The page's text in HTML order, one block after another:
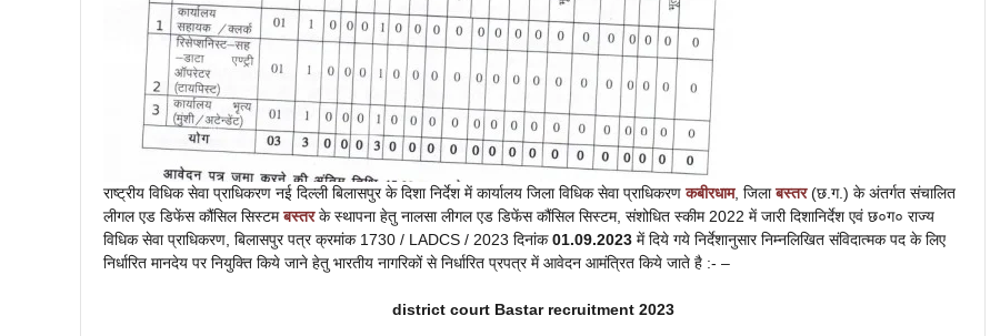
राष्ट्रीय विधिक सेवा प्राधिकरण नई दिल्ली बिलासपुर के दिशा निर्देश में कार्यालय जिला विधिक सेवा प्राधिकरणकबीरधाम, जिलाबस्तर(छ.ग.) के अंतर्गत संचालित
लीगल एड डिफेंस कौंसिल सिस्टमबस्तरके स्थापना हेतु नालसा लीगल एड डिफेंस कौंसिल सिस्टम, संशोधित स्कीम 2022 में जारी दिशानिर्देश एवं छ०ग० राज्य
विधिक सेवा प्राधिकरण, बिलासपुर पत्र क्रमांक 1730 / LADCS / 2023 दिनांक01.09.2023 में दिये गये निर्देशानुसार निम्नलिखित संविदात्मक पद के लिए
निर्धारित मानदेय पर नियुक्ति किये जाने हेतु भारतीय नागरिकों से निर्धारित प्रपत्र में आवेदन आमंत्रित किये जाते है :- –
district court Bastar recruitment 2023